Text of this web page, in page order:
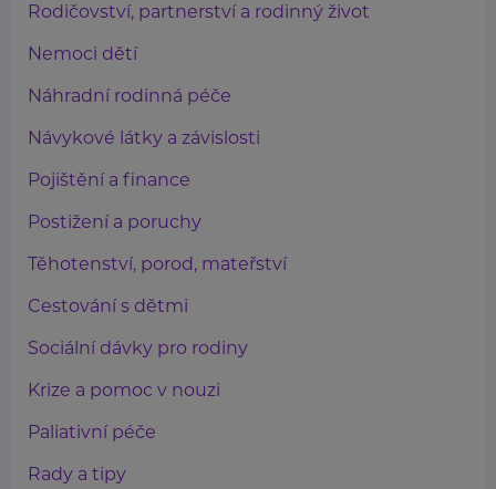
Rodičovství, partnerství a rodinný život
Nemoci dětí
Náhradní rodinná péče
Návykové látky a závislosti
Pojištění a finance
Postižení a poruchy
Těhotenství, porod, mateřství
Cestování s dětmi
Sociální dávky pro rodiny
Krize a pomoc v nouzi
Paliativní péče
Rady a tipy